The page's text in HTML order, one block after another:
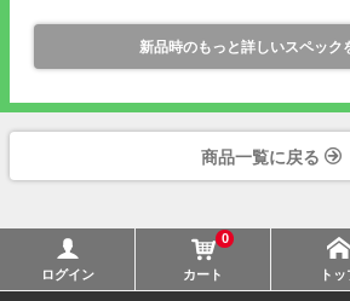
新品時のもっと詳しいスペック
商品一覧に戻る
ログイン
0
カート トッ